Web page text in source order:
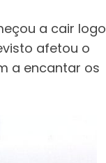
a cair logo
afetou o
a encantar os